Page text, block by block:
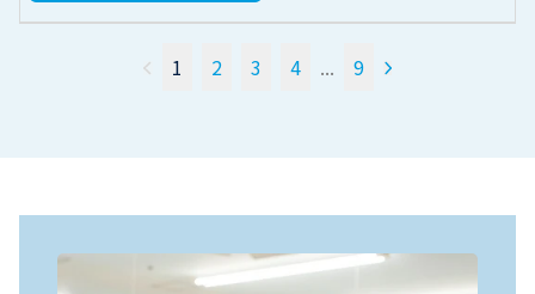
1 2 3 4 ... 9